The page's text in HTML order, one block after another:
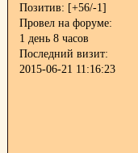
Позитив: [+56/-1]
Провел на форуме:
1 день 8 часов
Последний визит:
2015-06-21 11:16:23